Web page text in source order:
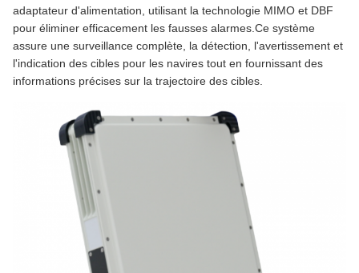
adaptateur d'alimentation, utilisant la technologie MIMO et DBF
pour éliminer efficacement les fausses alarmes.Ce système
assure une surveillance complète, la détection, l'avertissement et
l'indication des cibles pour les navires tout en fournissant des
informations précises sur la trajectoire des cibles.